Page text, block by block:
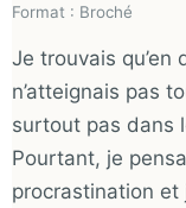
Format : Broché
Je trouvais qu’en
n’atteignais pas
surtout pas dans
Pourtant, je
procrastination et